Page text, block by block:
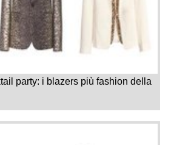
party: i blazers più fashion della